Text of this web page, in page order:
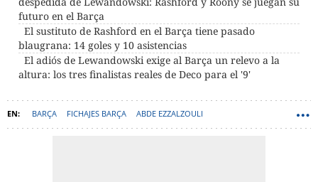
futuro en el Barça
El sustituto de Rashford en el Barça tiene pasado
blaugrana: 14 goles y 10 asistencias
El adiós de Lewandowski exige al Barça un relevo a la
altura: los tres finalistas reales de Deco para el '9'
BARÇA FICHAJES BARÇA ABDE EZZALZOULI